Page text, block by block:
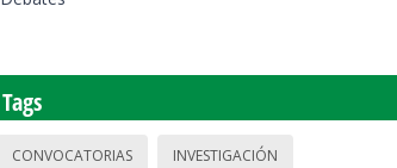
Tags
CONVOCATORIAS INVESTIGACIÓN